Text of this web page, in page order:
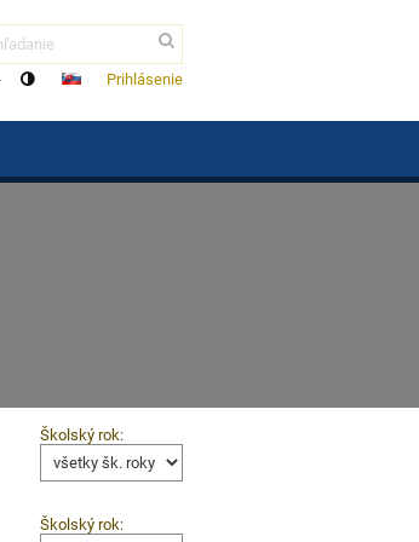
Prihlásenie
Školský rok:
Školský rok: